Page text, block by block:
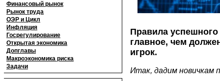
Финансовый рынок
Рынок труда
ОЭР и Цикл
Инфляция
Госрегулирование
Открытая экономика
Допглавы
Макроэкономика риска
Задачи
Правила успешного
главное, чем
игрок.
Итак, дадим новичкам